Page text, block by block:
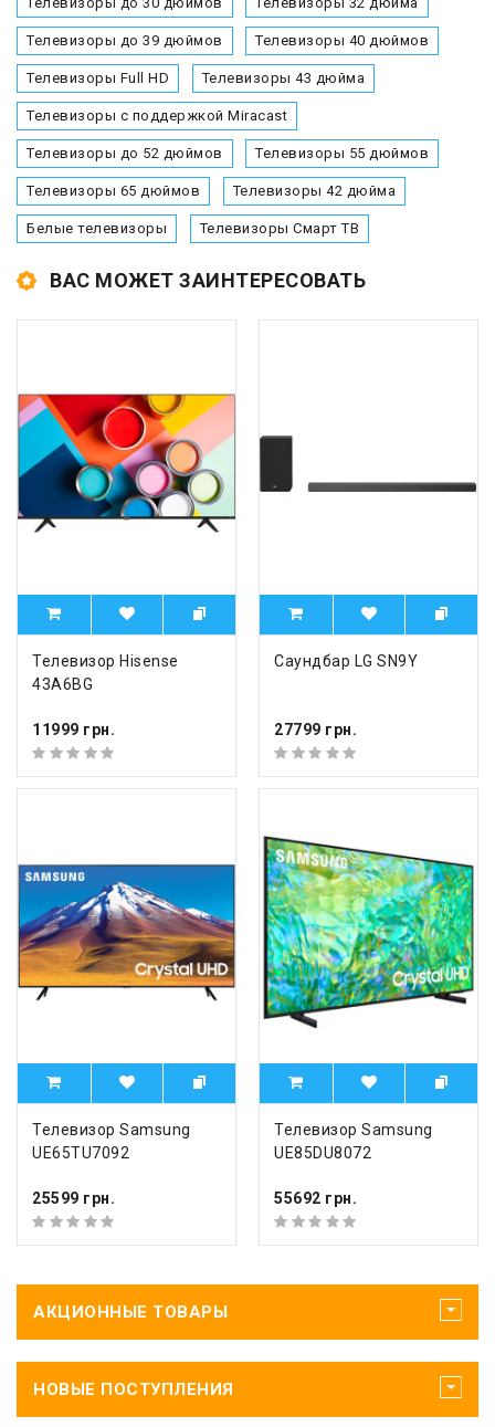
Телевизоры до 39 дюймов Телевизоры 40 дюймов
Телевизоры Full HD Телевизоры 43 дюйма
Телевизоры с поддержкой Miracast
Телевизоры до 52 дюймов Телевизоры 55 дюймов
Телевизоры 65 дюймов Телевизоры 42 дюйма
Белые телевизоры Телевизоры Смарт ТВ
ВАС МОЖЕТ ЗАИНТЕРЕСОВАТЬ
Телевизор Hisense
43A6BG
11999 грн.
Саундбар LG SN9Y
27799 грн.
Телевизор Samsung
UE65TU7092
25599 грн.
Телевизор Samsung
UE85DU8072
55692 грн.
АКЦИОННЫЕ ТОВАРЫ
НОВЫЕ ПОСТУПЛЕНИЯ